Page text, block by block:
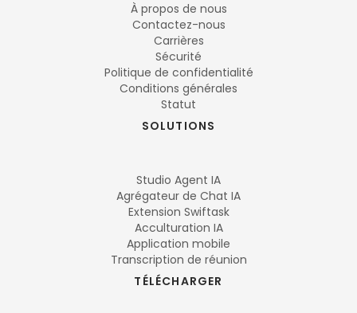
À propos de nous
Contactez-nous
Carrières
Sécurité
Politique de confidentialité
Conditions générales
Statut
SOLUTIONS
Studio Agent IA
Agrégateur de Chat IA
Extension Swiftask
Acculturation IA
Application mobile
Transcription de réunion
TÉLÉCHARGER